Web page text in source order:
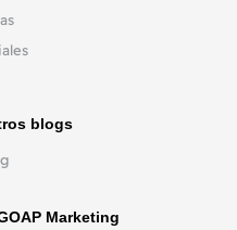
Marketing
blogs